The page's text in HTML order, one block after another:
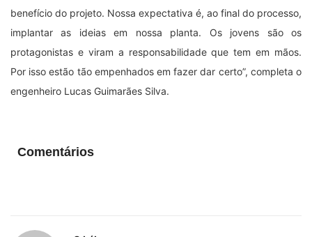
benefício do projeto. Nossa expectativa é, ao final do processo,
implantar as ideias em nossa planta. Os jovens são os
protagonistas e viram a responsabilidade que tem em mãos.
Por isso estão tão empenhados em fazer dar certo”, completa o
engenheiro Lucas Guimarães Silva.
Comentários